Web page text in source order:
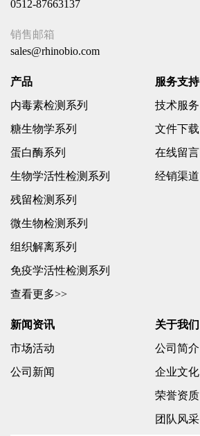
0512-87663137
销售邮箱
sales@rhinobio.com
产品
内毒素检测系列
糖生物学系列
蛋白酶系列
生物学活性检测系列
残留检测系列
微生物检测系列
组织解离系列
免疫学活性检测系列
查看更多>>
服务支持
技术服务
文件下载
在线留言
经销渠道
新闻资讯
市场活动
公司新闻
关于我们
公司简介
企业文化
荣誉资质
团队风采